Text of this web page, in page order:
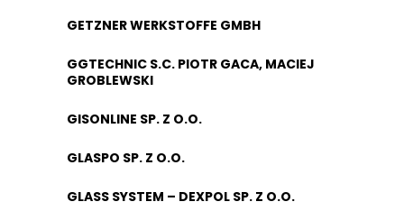
GETZNER WERKSTOFFE GMBH
GGTECHNIC S.C. PIOTR GACA, MACIEJ
GROBLEWSKI
GISONLINE SP. Z O.O.
GLASPO SP. Z O.O.
GLASS SYSTEM – DEXPOL SP. Z O.O.